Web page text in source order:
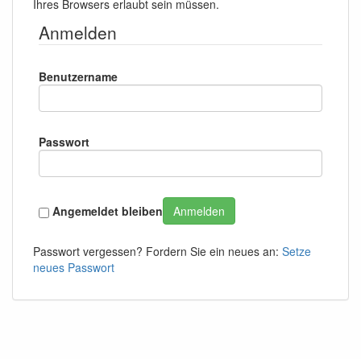
Ihres Browsers erlaubt sein müssen.
Anmelden
Benutzername
Passwort
Angemeldet bleiben Anmelden
Passwort vergessen? Fordern Sie ein neues an: Setze
neues Passwort